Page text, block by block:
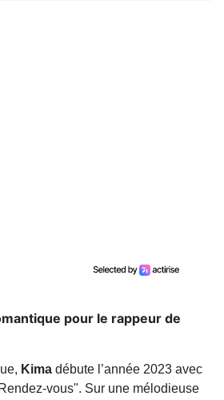
pour le rappeur de
Kima débute l’année 2023 avec
vous". Sur une mélodieuse